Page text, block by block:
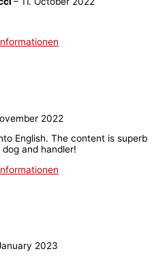
2022
English. The content is superb
and handler!
2023